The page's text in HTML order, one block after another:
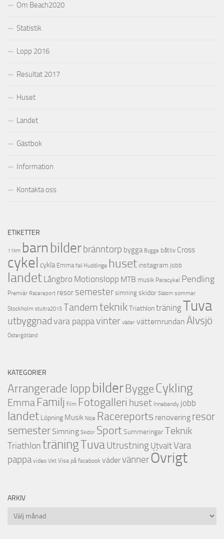
Om Beach2020
Statistik
Lopp 2016
Resultat 2017
Huset
Landet
Gästbok
Information
Kontakta oss
ETIKETTER
11km barn bilder bränntorp bygga Bygge båtliv Cross
cykel cykla Emma fail Huddinge huset instagram jobb
landet Långbro Motionslopp MTB musik Paracykel Pendling
Premiär Racereport resor semester simning skidor Slalom sommar
Stockholm stultra2015 TandemteknikTriathlonträningTuva
utbyggnad vara pappavinter väder vätternrundan Älvsjö
Östergötland
KATEGORIER
Arrangerade lopp bilderByggeCykling
Emma Familj film Fotogalleri huset Innebandy jobb
landet Löpning Musik Nöje Racereports renovering resor
semester Simning Skidor SportSummeringarTeknik
TriathlonträningTuvaUtrustning UtvaltVara
pappa video Vikt Visa på facebook vädervännerÖvrigt
ARKIV
Arkiv